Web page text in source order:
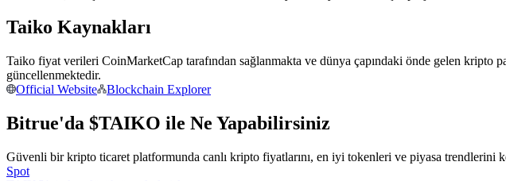
Kopya Ticaret
Taiko Kaynakları
Taiko fiyat verileri CoinMarketCap tarafından sağlanmakta ve dünya çapındaki önde gelen kripto
güncellenmektedir.
Official Website
Blockchain Explorer
Bitrue'da $TAIKO ile Ne Yapabilirsiniz
Güvenli bir kripto ticaret platformunda canlı kripto fiyatlarını, en iyi tokenleri ve piyasa trendlerini
Spot